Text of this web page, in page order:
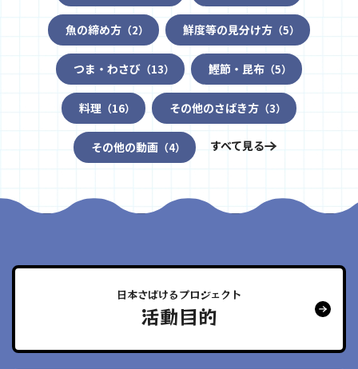
魚の締め方（2） 鮮度等の見分け方（5）
つま・わさび（13） 鰹節・昆布（5）
料理（16） その他のさばき方（3）
その他の動画 （4） すべて見る
日本さばけるプロジェクト
活動目的